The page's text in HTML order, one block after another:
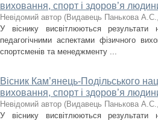
виховання, спорт і здоров’я
Невідомий автор (Видавець Панькова А.С.,
У віснику висвітлюються
педагогічними аспектами фізичного
спортсменів та менеджменту ...
Вісник Кам’янець-Подільського
виховання, спорт і здоров’я
Невідомий автор (Видавець Панькова А.С.,
У віснику висвітлюються